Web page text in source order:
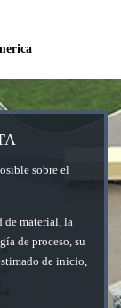
sobre el
material, la
de proceso, su
de inicio,